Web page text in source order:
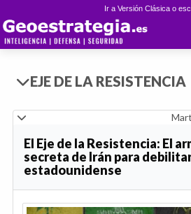
Ir a Versión Clásica o
EJE DE LA RESISTENCIA
El Eje de la Resistencia: El
secreta de Irán para
estadounidense